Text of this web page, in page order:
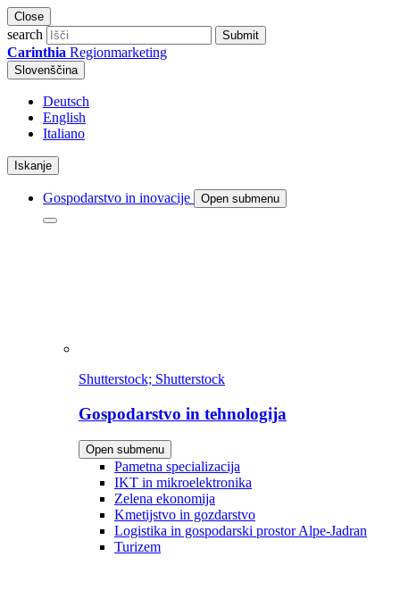
Close
search Submit
Carinthia Regionmarketing
Slovenščina
Deutsch
English
Italiano
Iskanje
Gospodarstvo in inovacije Open submenu
Shutterstock; Shutterstock
Gospodarstvo in tehnologija
Open submenu
Pametna specializacija
IKT in mikroelektronika
Zelena ekonomija
Kmetijstvo in gozdarstvo
Logistika in gospodarski prostor Alpe-Jadran
Turizem